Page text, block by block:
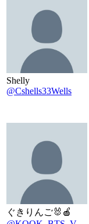
Shelly
@Cshells33Wells
ぐきりんご🐰🍎